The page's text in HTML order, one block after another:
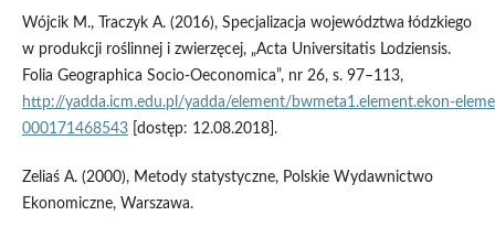
Wójcik M., Traczyk A. (2016), Specjalizacja województwa łódzkiego
w produkcji roślinnej i zwierzęcej, „Acta Universitatis Lodziensis.
Folia Geographica Socio‑Oeconomica”, nr 26, s. 97–113,
http://yadda.icm.edu.pl/yadda/element/
000171468543[dostęp: 12.08.2018].
Zeliaś A. (2000), Metody statystyczne, Polskie Wydawnictwo
Ekonomiczne, Warszawa.